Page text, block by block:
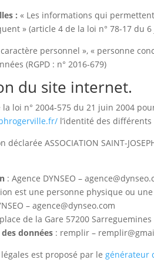
: « Les informations qui
» (article 4 de la loi n° 78-17 du
personnel », « personne
(RGPD : n° 2016-679)
du site internet.
la loi n° 2004-575 du 21 juin 2004
l’identité des
déclarée ASSOCIATION SAINT-
: Agence DYNSEO –
est une personne physique ou
– agence@dynseo.com
de la Gare 57200 Sarreguemines
données : remplir –
est proposé par legénérateur